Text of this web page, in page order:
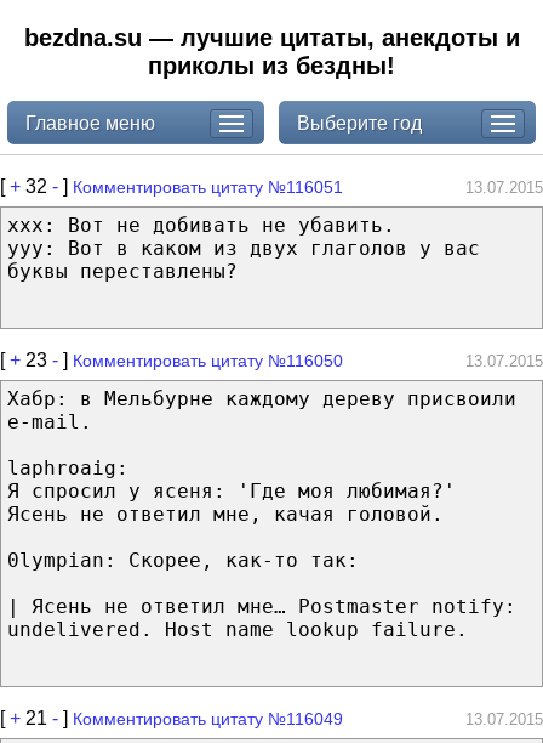
bezdna.su — лучшие цитаты, анекдоты и
приколы из бездны!
Главное меню Выберите год
[+ 32 - ] Комментировать цитату №116051 13.07.2015
xxx: Вот не добивать не убавить.
yyy: Вот в каком из двух глаголов у вас
буквы переставлены?
[+ 23 - ] Комментировать цитату №116050 13.07.2015
Хабр: в Мельбурне каждому дереву присвоили
e-mail.
laphroaig:
Я спросил у ясеня: 'Где моя любимая?'
Ясень не ответил мне, качая головой.
0lympian: Скорее, как-то так:
| Ясень не ответил мне… Postmaster notify:
undelivered. Host name lookup failure.
[+ 21 - ] Комментировать цитату №116049 13.07.2015